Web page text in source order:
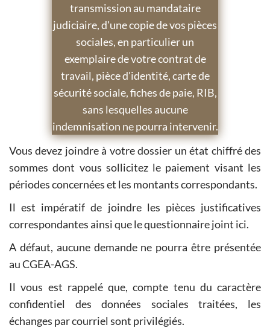
transmission au mandataire
judiciaire, d'une copie de vos pièces
sociales, en particulier un
exemplaire de votre contrat de
travail, pièce d'identité, carte de
sécurité sociale, fiches de paie, RIB,
sans lesquelles aucune
indemnisation ne pourra intervenir.
Vous devez joindre à votre dossier un état chiffré des
sommes dont vous sollicitez le paiement visant les
périodes concernées et les montants correspondants.
Il est impératif de joindre les pièces justificatives
correspondantes ainsi que le questionnaire joint ici.
A défaut, aucune demande ne pourra être présentée
au CGEA-AGS.
Il vous est rappelé que, compte tenu du caractère
confidentiel des données sociales traitées, les
échanges par courriel sont privilégiés.